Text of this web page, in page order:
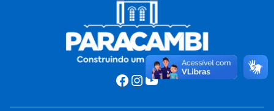
Facebook
Instagram
Youtube